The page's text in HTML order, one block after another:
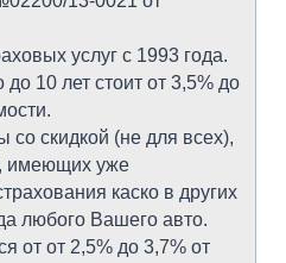
услуг с 1993 года.
10 лет стоит от 3,5% до
скидкой (не для всех),
имеющих уже
каско в других
любого Вашего авто.
от от 2,5% до 3,7% от